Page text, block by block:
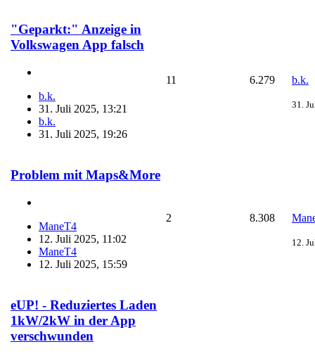
"Geparkt:" Anzeige in
Volkswagen App falsch
b.k.
31. Juli 2025, 13:21
b.k.
31. Juli 2025, 19:26
11 6.279 b.k.
31.
Problem mit Maps&More
ManeT4
12. Juli 2025, 11:02
ManeT4
12. Juli 2025, 15:59
2 8.308
12.
eUP! - Reduziertes Laden
1kW/2kW in der App
verschwunden